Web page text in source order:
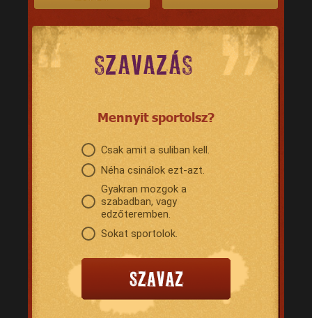
SZAVAZÁS
Mennyit sportolsz?
Csak amit a suliban kell.
Néha csinálok ezt-azt.
Gyakran mozgok a
szabadban, vagy
edzőteremben.
Sokat sportolok.